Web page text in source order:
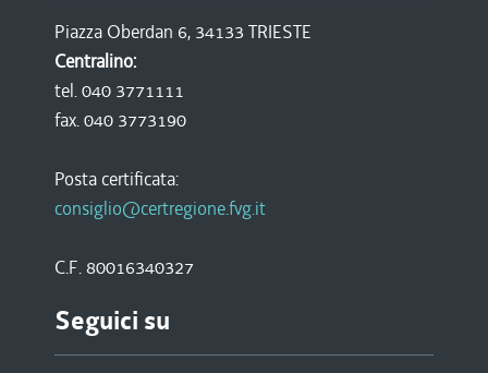
Piazza Oberdan 6, 34133 TRIESTE
Centralino:
tel. 040 3771111
fax. 040 3773190
Posta certificata:
consiglio@certregione.fvg.it
C.F. 80016340327
Seguici su